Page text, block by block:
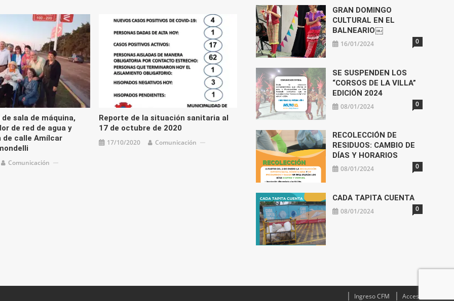
sala de máquina,
de red de agua y
de calle Amílcar
Comunicación
Reporte de la situación sanitaria al
17 de octubre de 2020
17/10/2020 Comunicación
GRAN DOMINGO
CULTURAL EN EL
BALNEARIO￼
16/01/2024 0
SE SUSPENDEN LOS
“CORSOS DE LA VILLA”
EDICIÓN 2024
08/01/2024 0
RECOLECCIÓN DE
RESIDUOS: CAMBIO DE
DÍAS Y HORARIOS
08/01/2024 0
CADA TAPITA CUENTA
08/01/2024 0
Ingreso CFM Acceso